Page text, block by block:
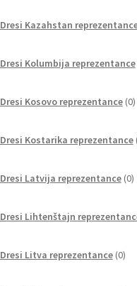
Dresi Kazahstan
Dresi Kolumbija reprezentance
Dresi Kosovo reprezentance 0
Dresi Kostarika reprezentance
Dresi Latvija reprezentance 0
Dresi Lihtenštajn
Dresi Litva reprezentance 0